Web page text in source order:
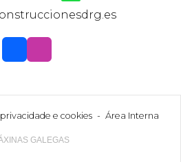
e cookies - Área Interna
GALEGAS